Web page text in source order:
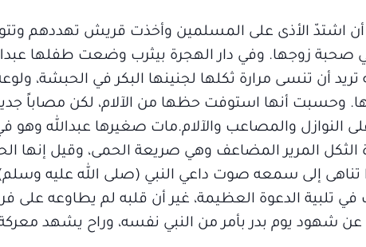
اشتدّ الأذى على المسلمين وأخذت قريش تهددهم
صحبة زوجها. وفي دار الهجرة بيثرب وضعت طفلها
تريد أن تنسى مرارة ثكلها لجنينها البكر في الحبشة،
وحسبت أنها استوفت حظها من الآلام، لكن مصاباً
النوازل والمصاعب والآلام.مات صغيرها عبدالله
المرير المضاعف وهي صريعة الحمى، وقيل إنها
تناهى إلى سمعه صوت داعي النبي (صلى الله عليه
تلبية الدعوة العظيمة، غير أن قلبه لم يطاوعه على
شهود يوم بدر بأمر من النبي نفسه، وراح يشهد